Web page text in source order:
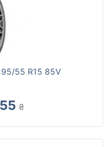
55 R15 85V
₴